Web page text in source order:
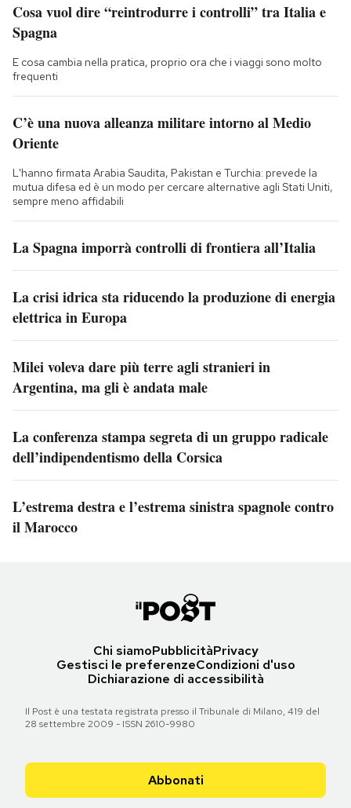
Cosa vuol dire “reintrodurre i controlli” tra Italia e
Spagna
E cosa cambia nella pratica, proprio ora che i viaggi sono molto
frequenti
C’è una nuova alleanza militare intorno al Medio
Oriente
L'hanno firmata Arabia Saudita, Pakistan e Turchia: prevede la
mutua difesa ed è un modo per cercare alternative agli Stati Uniti,
sempre meno affidabili
La Spagna imporrà controlli di frontiera all’Italia
La crisi idrica sta riducendo la produzione di energia
elettrica in Europa
Milei voleva dare più terre agli stranieri in
Argentina, ma gli è andata male
La conferenza stampa segreta di un gruppo radicale
dell’indipendentismo della Corsica
L’estrema destra e l’estrema sinistra spagnole contro
il Marocco
Chi siamoPubblicitàPrivacy
Gestisci le preferenzeCondizioni d'uso
Dichiarazione di accessibilità
Il Post è una testata registrata presso il Tribunale di Milano, 419 del
28 settembre 2009 - ISSN 2610-9980
Abbonati